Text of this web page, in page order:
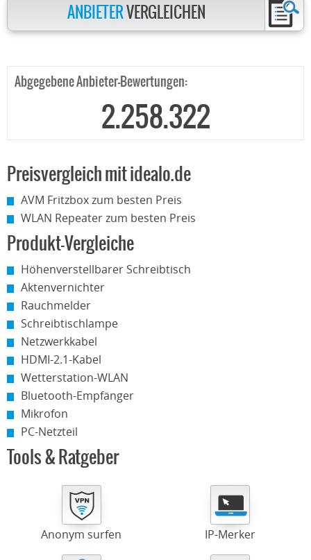
ANBIETERVERGLEICHEN
Abgegebene Anbieter-Bewertungen:
2.258.322
Preisvergleich mit idealo.de
AVM Fritzbox zum besten Preis
WLAN Repeater zum besten Preis
Produkt-Vergleiche
Höhenverstellbarer Schreibtisch
Aktenvernichter
Rauchmelder
Schreibtischlampe
Netzwerkkabel
HDMI-2.1-Kabel
Wetterstation-WLAN
Bluetooth-Empfänger
Mikrofon
PC-Netzteil
Tools & Ratgeber
Anonym surfen IP-Merker